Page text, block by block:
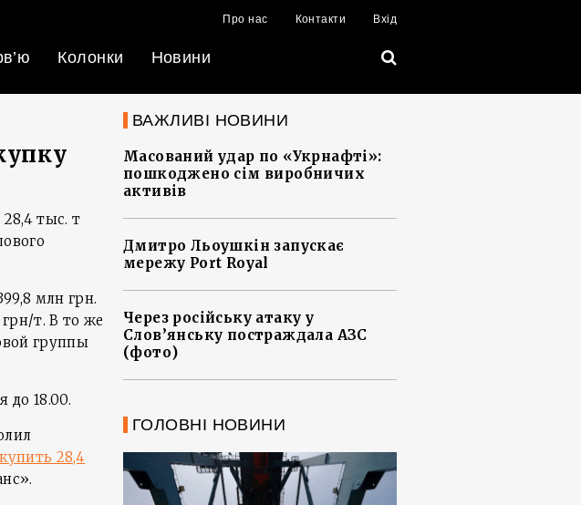
Про нас Контакти Вхід
Колонки Новини
тыс. т
млн грн.
т. В то же
группы
до 18.00.
28,4
ВАЖЛИВІ НОВИНИ
Масований удар по «Укрнафті»:
пошкоджено сім виробничих
активів
Дмитро Льоушкін запускає
мережу Port Royal
Через російську атаку у
Слов’янську постраждала АЗС
(фото)
ГОЛОВНІ НОВИНИ